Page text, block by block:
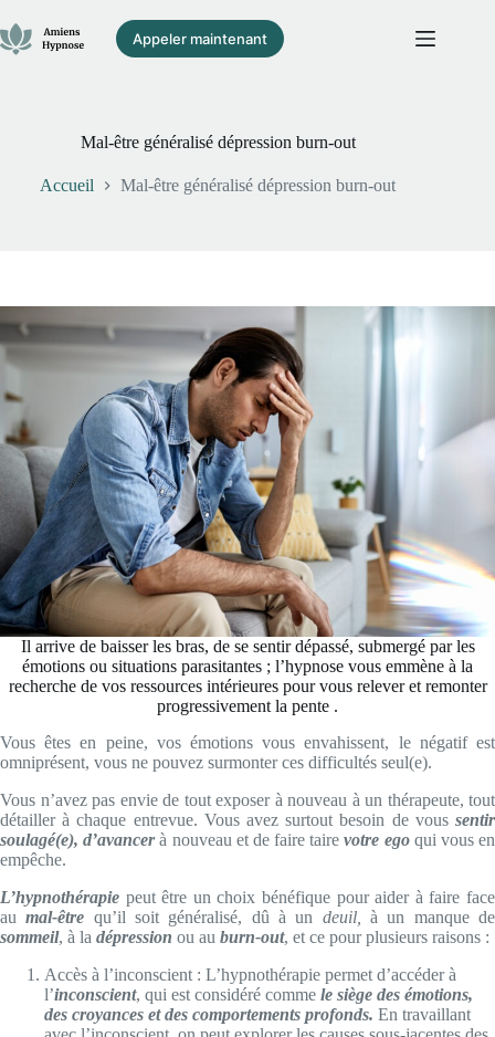
au
contenu
Appeler maintenant
Mal-être généralisé dépression burn-out
Accueil Mal-être généralisé dépression burn-out
Il arrive de baisser les bras, de se sentir dépassé, submergé par les
émotions ou situations parasitantes ; l’hypnose vous emmène à la
recherche de vos ressources intérieures pour vous relever et remonter
progressivement la pente .
Vous êtes en peine, vos émotions vous envahissent, le négatif est
omniprésent, vous ne pouvez surmonter ces difficultés seul(e).
Vous n’avez pas envie de tout exposer à nouveau à un thérapeute, tout
détailler à chaque entrevue. Vous avez surtout besoin de vous sentir
soulagé(e), d’avancerà nouveau et de faire tairevotre ego qui vous en
empêche.
L’hypnothérapie peut être un choix bénéfique pour aider à faire face
aumal-être qu’il soit généralisé, dû à un deuil,
à un manque de
sommeil, à la dépression ou au burn-out, et ce pour plusieurs raisons :
Accès à l’inconscient : L’hypnothérapie permet d’accéder à
l’inconscient, qui est considéré comme le siège des émotions,
des croyances et des comportements profonds. En travaillant